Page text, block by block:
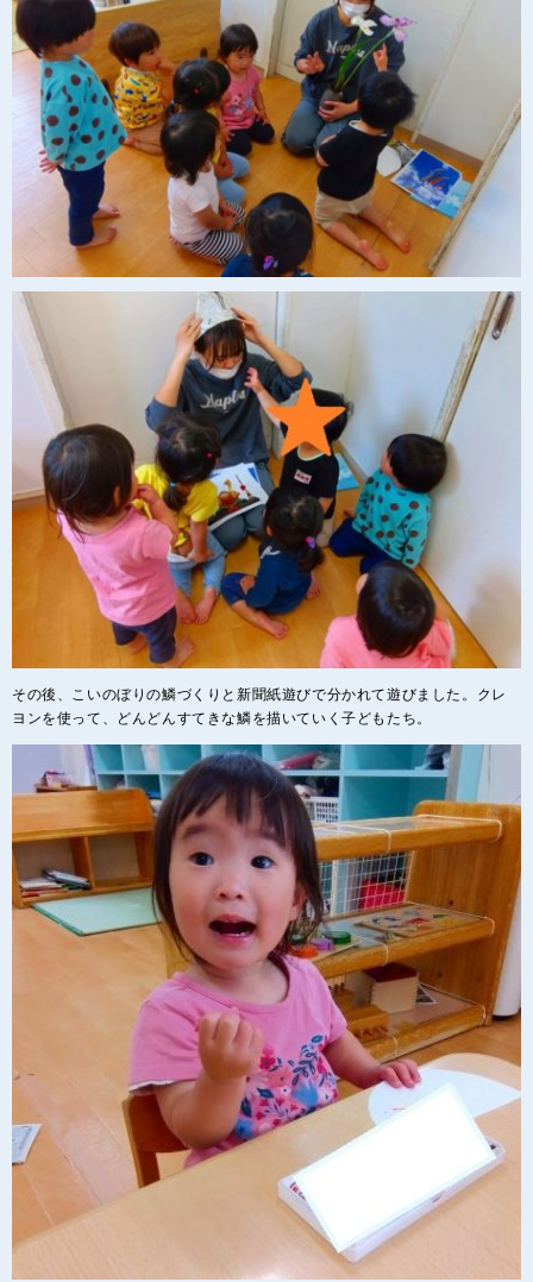
その後、こいのぼりの鱗づくりと新聞紙遊びで分かれて遊びました。クレ
ヨンを使って、どんどんすてきな鱗を描いていく子どもたち。